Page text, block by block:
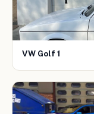
VW Golf 1